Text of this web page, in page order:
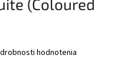
(Coloured
hodnotenia